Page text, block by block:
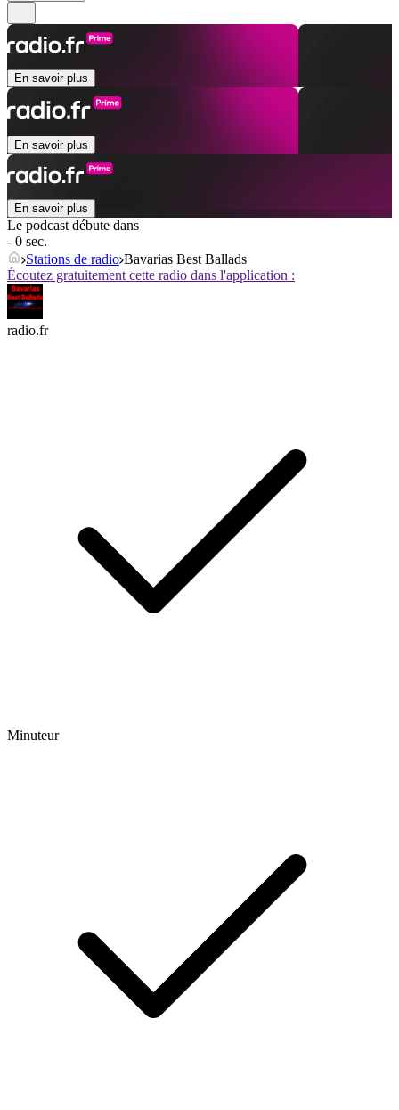
En savoir plus
En savoir plus
En savoir plus
Le podcast débute dans
- 0 sec.
Stations de radio Bavarias Best Ballads
Écoutez gratuitement cette radio dans l'application :
radio.fr
Minuteur